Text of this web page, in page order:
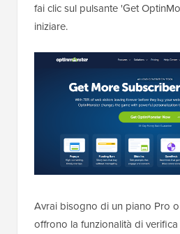
fai clic sul pulsante 'Get
iniziare.
Avrai bisogno di un piano Pro
offrono la funzionalità di